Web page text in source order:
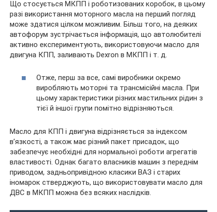
Що стосується МКПП і роботизованих коробок, в цьому
разі використання моторного масла на перший погляд
може здатися цілком можливим. Більш того, на деяких
автофорум зустрічається інформація, що автолюбителі
активно експериментують, використовуючи масло для
двигуна КПП, заливають Dexron в МКПП і т. д.
Отже, перш за все, самі виробники окремо
виробляють моторні та трансмісійні масла. При
цьому характеристики різних мастильних рідин з
тієї й іншої групи помітно відрізняються.
Масло для КПП і двигуна відрізняється за індексом
в’язкості, а також має різний пакет присадок, що
забезпечує необхідні для нормальної роботи агрегатів
властивості. Однак багато власників машин з переднім
приводом, задньопривідною класики ВАЗ і старих
іномарок стверджують, що використовувати масло для
ДВС в МКПП можна без всяких наслідків.